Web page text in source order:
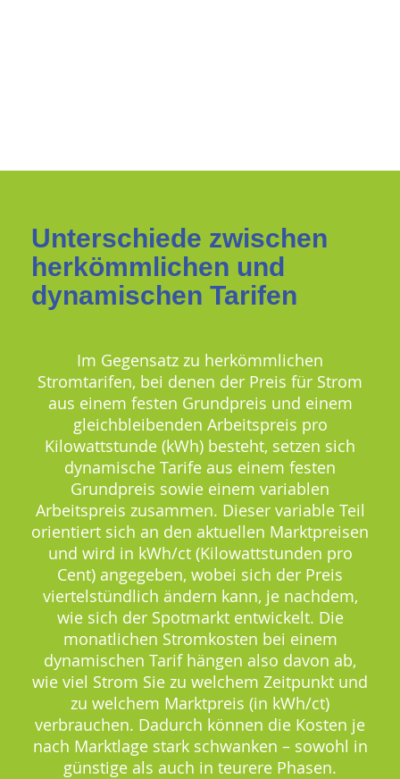
Unterschiede zwischen
herkömmlichen und
dynamischen Tarifen
Im Gegensatz zu herkömmlichen
Stromtarifen, bei denen der Preis für Strom
aus einem festen Grundpreis und einem
gleichbleibenden Arbeitspreis pro
Kilowattstunde (kWh) besteht, setzen sich
dynamische Tarife aus einem festen
Grundpreis sowie einem variablen
Arbeitspreis zusammen. Dieser variable Teil
orientiert sich an den aktuellen Marktpreisen
und wird in kWh/ct (Kilowattstunden pro
Cent) angegeben, wobei sich der Preis
viertelstündlich ändern kann, je nachdem,
wie sich der Spotmarkt entwickelt. Die
monatlichen Stromkosten bei einem
dynamischen Tarif hängen also davon ab,
wie viel Strom Sie zu welchem Zeitpunkt und
zu welchem Marktpreis (in kWh/ct)
verbrauchen. Dadurch können die Kosten je
nach Marktlage stark schwanken – sowohl in
günstige als auch in teurere Phasen.